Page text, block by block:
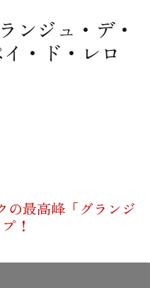
ンジュ・デ・
・ド・レロ
の最高峰「グランジ
！